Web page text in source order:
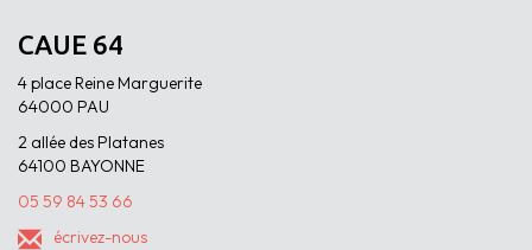
CAUE 64
4 place Reine Marguerite
64000 PAU
2 allée des Platanes
64100 BAYONNE
05 59 84 53 66
écrivez-nous